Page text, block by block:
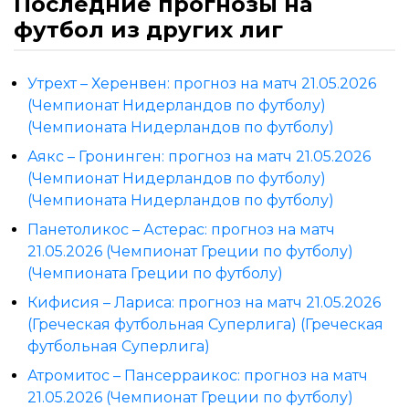
футбол из других лиг
Утрехт – Херенвен: прогноз на матч 21.05.2026
(Чемпионат Нидерландов по футболу)
(Чемпионата Нидерландов по футболу)
Аякс – Гронинген: прогноз на матч 21.05.2026
(Чемпионат Нидерландов по футболу)
(Чемпионата Нидерландов по футболу)
Панетоликос – Астерас: прогноз на матч
21.05.2026 (Чемпионат Греции по футболу)
(Чемпионата Греции по футболу)
Кифисия – Лариса: прогноз на матч 21.05.2026
(Греческая футбольная Суперлига) (Греческая
футбольная Суперлига)
Атромитос – Пансерраикос: прогноз на матч
21.05.2026 (Чемпионат Греции по футболу)